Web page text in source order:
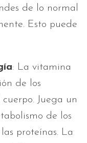
de lo normal
Esto puede
: La vitamina
de los
Juega un
de los
proteínas. La